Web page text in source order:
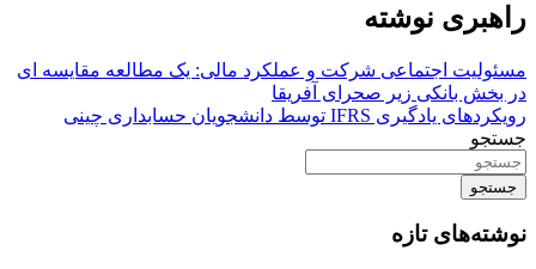
راهبری نوشته
مسئولیت اجتماعی شرکت و عملکرد مالی: یک مطالعه مقایسه ای
در بخش بانکی زیر صحرای آفریقا
رویکردهای یادگیری IFRS توسط دانشجویان حسابداری چینی
جستجو
جستجو
نوشته‌های تازه